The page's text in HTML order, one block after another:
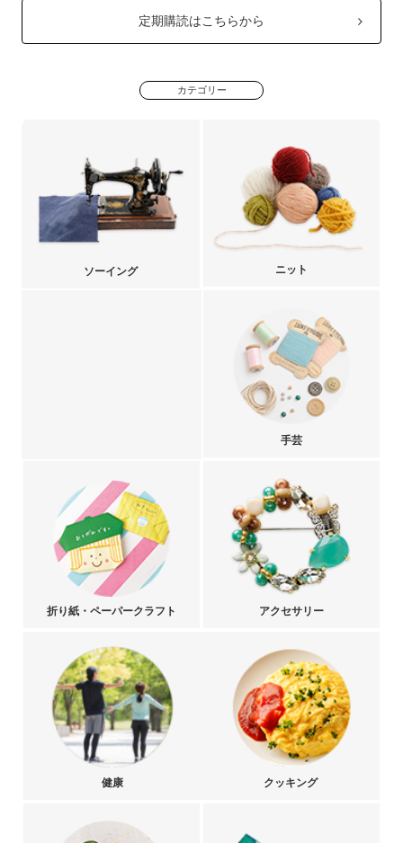
定期購読はこちらから
カテゴリー
ソーイング ニット
手芸
折り紙・ペーパークラフト アクセサリー
健康 クッキング